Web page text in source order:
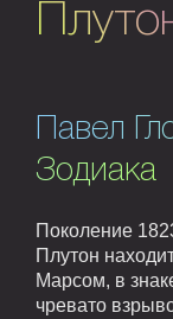
Павел
Зодиака
Поколение
Плутон
Марсом, в
чревато